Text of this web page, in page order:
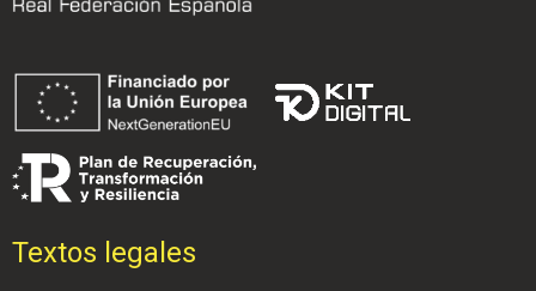
Textos legales